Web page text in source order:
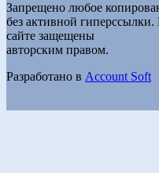
Запрещено любое
без активной
сайте защещены
авторским правом.
Разработано в Account Soft